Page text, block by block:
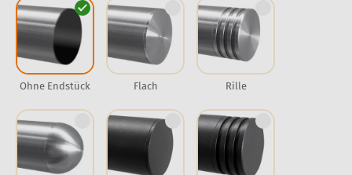
Ohne Endstück Flach Rille